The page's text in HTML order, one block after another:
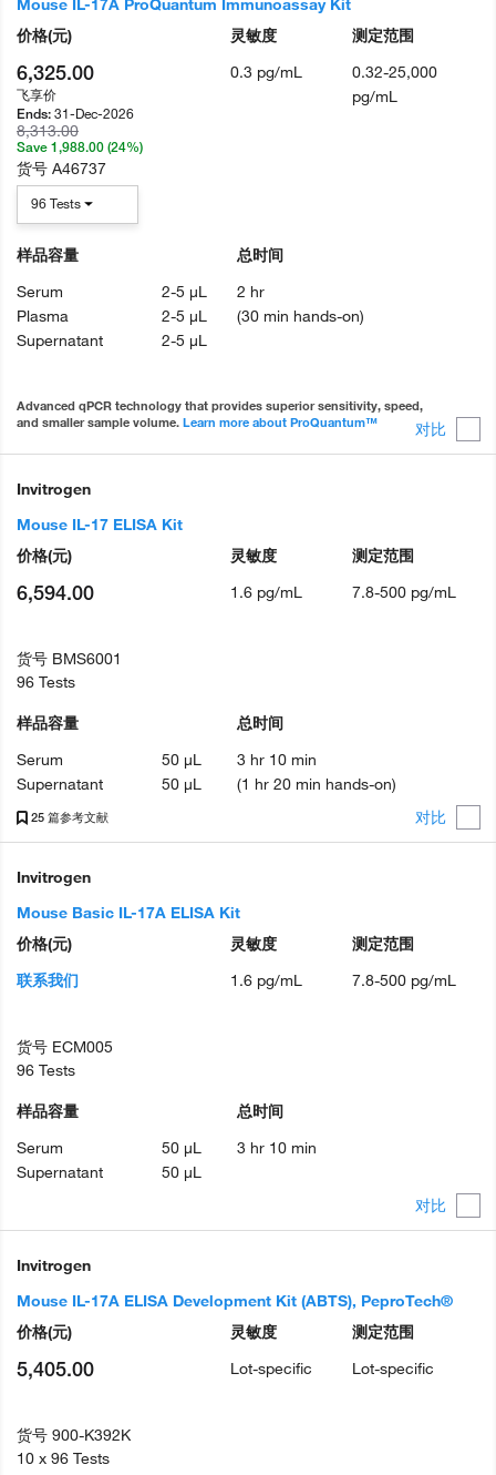
对比
Mouse IL-17A ProQuantum Immunoassay Kit
灵敏度
0.3 pg/mL
测定范围
0.32-25,000
pg/mL
样品容量
Serum
2-5 µL
Plasma
2-5 µL
Supernatant
2-5 µL
总时间
2 hr
(30 min hands-on)
价格(元)
6,325.00
飞享价
Ends: 31-Dec-2026
8,313.00
Save 1,988.00 (24%)
货号 A46737
96 Tests
Advanced qPCR technology that provides superior sensitivity, speed,
and smaller sample volume. Learn more about ProQuantum™
Invitrogen
对比
Mouse IL-17 ELISA Kit
25 篇参考文献
灵敏度
1.6 pg/mL
测定范围
7.8-500 pg/mL
样品容量
Serum
50 µL
Supernatant
50 µL
总时间
3 hr 10 min
(1 hr 20 min hands-on)
价格(元)
6,594.00
货号 BMS6001
96 Tests
Invitrogen
对比
Mouse Basic IL-17A ELISA Kit
灵敏度
1.6 pg/mL
测定范围
7.8-500 pg/mL
样品容量
Serum
50 µL
Supernatant
50 µL
总时间
3 hr 10 min
价格(元)
联系我们
货号 ECM005
96 Tests
Invitrogen
Mouse IL-17A ELISA Development Kit (ABTS), PeproTech®
灵敏度
Lot-specific
测定范围
Lot-specific
价格(元)
5,405.00
货号 900-K392K
10 x 96 Tests